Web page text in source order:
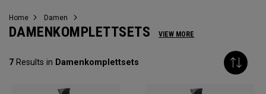
Home Damen
DAMENKOMPLETTSETS VIEW MORE
7 Results in Damenkomplettsets